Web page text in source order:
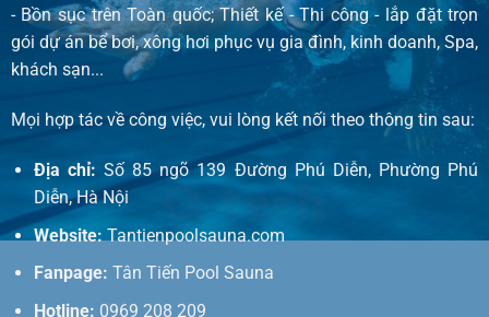
- Bồn sục trên Toàn quốc; Thiết kế - Thi công - lắp đặt trọn
gói dự án bể bơi, xông hơi phục vụ gia đình, kinh doanh, Spa,
khách sạn...
Mọi hợp tác về công việc, vui lòng kết nối theo thông tin sau:
Địa chỉ: Số 85 ngõ 139 Đường Phú Diễn, Phường Phú
Diễn, Hà Nội
Website: Tantienpoolsauna.com
Fanpage: Tân Tiến Pool Sauna
Hotline: 0969 208 209